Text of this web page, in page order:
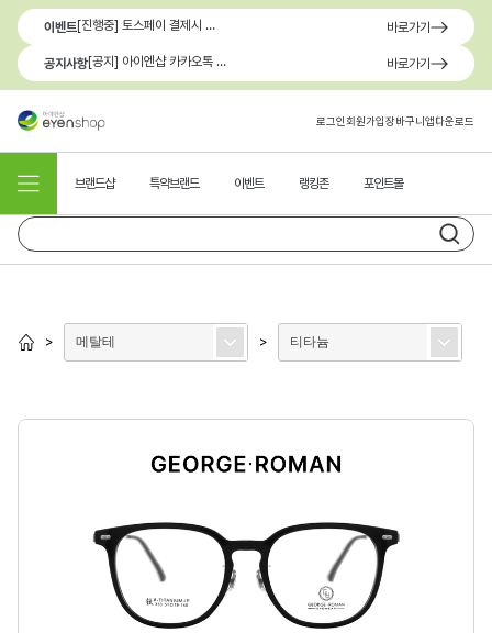
이벤트 [진행중] 토스페이 결제시 최대 1.3만원 혜택 바로가기
공지사항 [공지] 아이엔샵 카카오톡 1:1 문의 채널 이용 안내 바로가기
로그인회원가입장바구니앱다운로드
브랜드샵 특약브랜드 이벤트 랭킹존 포인트몰
> 메탈테 > 티타늄